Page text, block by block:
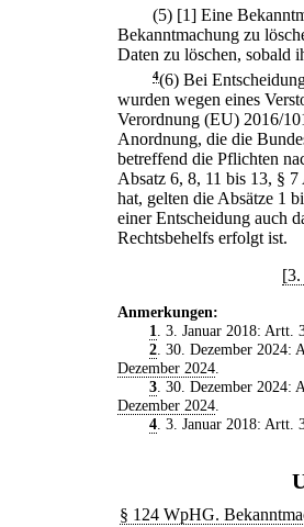
(5) [1] Eine
Bekanntmachung zu
Daten zu löschen, sobald
4(6) Bei
wurden wegen eines
Verordnung (EU) 2016/
Anordnung, die die
betreffend die Pflichten
Absatz 6, 8, 11 bis 13, §
hat, gelten die Absätze 1
einer Entscheidung auch
Rechtsbehelfs erfolgt ist.
[3.
Anmerkungen:
1
. 3. Januar 2018: Artt.
2. 30. Dezember 2024:
Dezember 2024
3. 30. Dezember 2024:
Dezember 2024
4. 3. Januar 2018: Artt.
§ 124 WpHG.